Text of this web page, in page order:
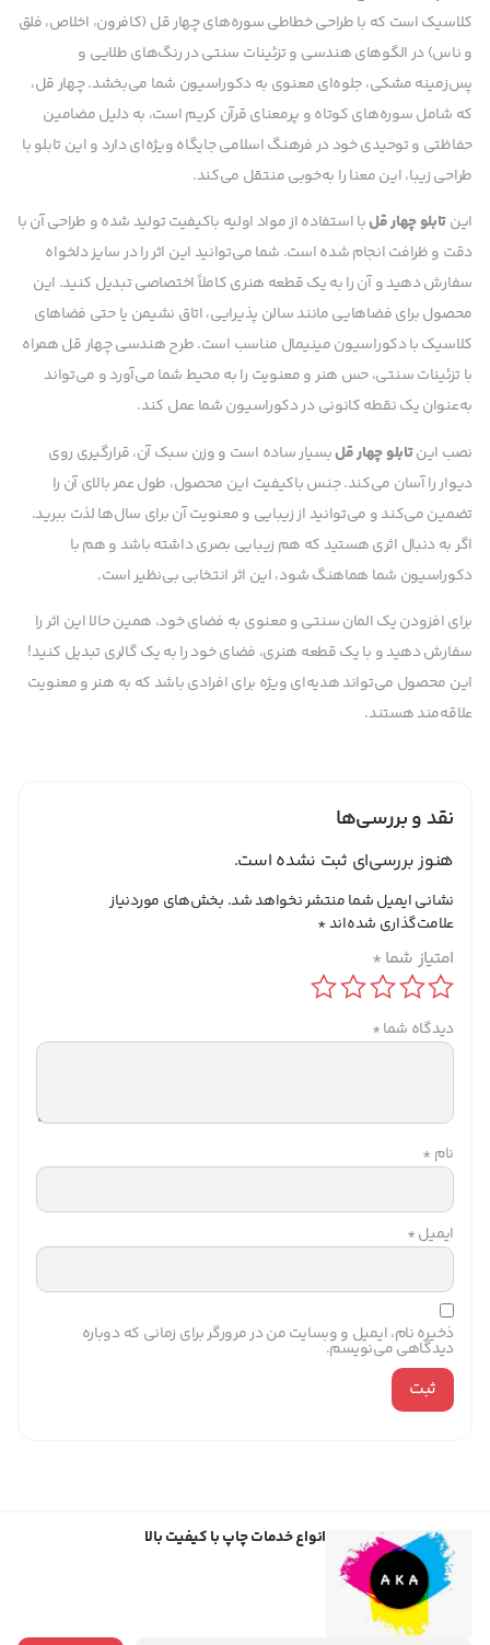
کلاسیک است که با طراحی خطاطی سوره‌های چهار قل (کافرون، اخلاص، فلق
و ناس) در الگوهای هندسی و تزئینات سنتی در رنگ‌های طلایی و
پس‌زمینه مشکی، جلوه‌ای معنوی به دکوراسیون شما می‌بخشد. چهار قل،
که شامل سوره‌های کوتاه و پرمعنای قرآن کریم است، به دلیل مضامین
حفاظتی و توحیدی خود در فرهنگ اسلامی جایگاه ویژه‌ای دارد و این تابلو با
طراحی زیبا، این معنا را به‌خوبی منتقل می‌کند.
اینتابلو چهار قلبا استفاده از مواد اولیه باکیفیت تولید شده و طراحی آن با
دقت و ظرافت انجام شده است. شما می‌توانید این اثر را در سایز دلخواه
سفارش دهید و آن را به یک قطعه هنری کاملاً اختصاصی تبدیل کنید. این
محصول برای فضاهایی مانند سالن پذیرایی، اتاق نشیمن یا حتی فضاهای
کلاسیک با دکوراسیون مینیمال مناسب است. طرح هندسی چهار قل همراه
با تزئینات سنتی، حس هنر و معنویت را به محیط شما می‌آورد و می‌تواند
به‌عنوان یک نقطه کانونی در دکوراسیون شما عمل کند.
نصب اینتابلو چهار قلبسیار ساده است و وزن سبک آن، قرارگیری روی
دیوار را آسان می‌کند. جنس باکیفیت این محصول، طول عمر بالای آن را
تضمین می‌کند و می‌توانید از زیبایی و معنویت آن برای سال‌ها لذت ببرید.
اگر به دنبال اثری هستید که هم زیبایی بصری داشته باشد و هم با
دکوراسیون شما هماهنگ شود، این اثر انتخابی بی‌نظیر است.
برای افزودن یک المان سنتی و معنوی به فضای خود، همین حالا این اثر را
سفارش دهید و با یک قطعه هنری، فضای خود را به یک گالری تبدیل کنید!
این محصول می‌تواند هدیه‌ای ویژه برای افرادی باشد که به هنر و معنویت
علاقه‌مند هستند.
نقد و بررسی‌ها
هنوز بررسی‌ای ثبت نشده است.
نشانی ایمیل شما منتشر نخواهد شد. بخش‌های موردنیاز
علامت‌گذاری شده‌اند*
امتیاز شما *
دیدگاه شما*
نام *
ایمیل*
ذخیره نام، ایمیل و وبسایت من در مرورگر برای زمانی که دوباره
دیدگاهی می‌نویسم.
انواع خدمات چاپ با کیفیت بالا